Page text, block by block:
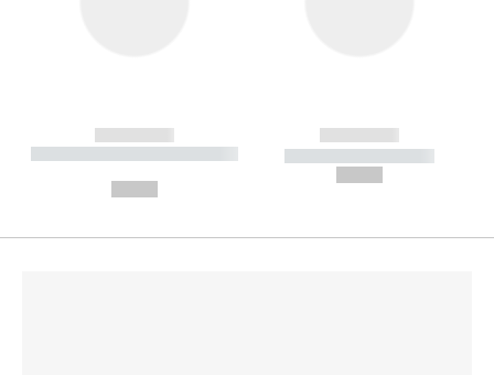
------------
----------- ----------- --------
------------
----------- -----------